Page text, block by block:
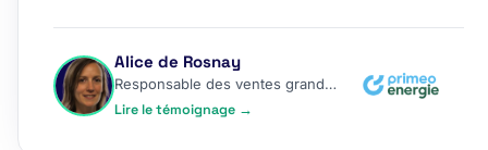
Alice de Rosnay
Responsable des ventes grands comptes
Lire le témoignage →